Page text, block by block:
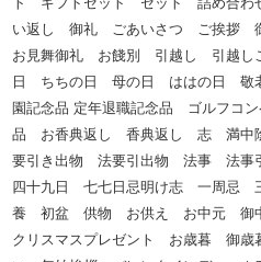
い返し 御礼 ごあいさつ ご挨拶
お見舞御礼 お餞別 引越し 引越
日 ちちの日 母の日 ははの日 敬
園記念品 定年退職記念品 ゴルフ
品 お香典返し 香典返し 志 満
要引き出物 法要引出物 法事 法
四十九日 七七日忌明け志 一周忌
養 初盆 供物 お供え お中元 御
クリスマスプレゼント お歳暮 御